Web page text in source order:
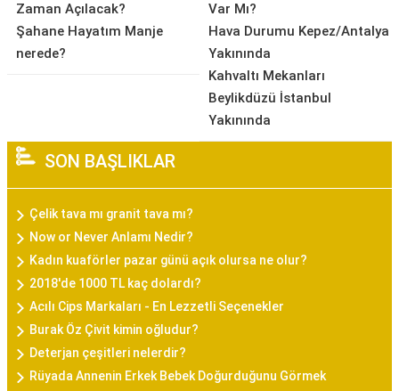
Zaman Açılacak?
Şahane Hayatım Manje
nerede?
Var Mı?
Hava Durumu Kepez/Antalya
Yakınında
Kahvaltı Mekanları
Beylikdüzü İstanbul
Yakınında
SON BAŞLIKLAR
Çelik tava mı granit tava mı?
Now or Never Anlamı Nedir?
Kadın kuaförler pazar günü açık olursa ne olur?
2018'de 1000 TL kaç dolardı?
Acılı Cips Markaları - En Lezzetli Seçenekler
Burak Öz Çivit kimin oğludur?
Deterjan çeşitleri nelerdir?
Rüyada Annenin Erkek Bebek Doğurduğunu Görmek